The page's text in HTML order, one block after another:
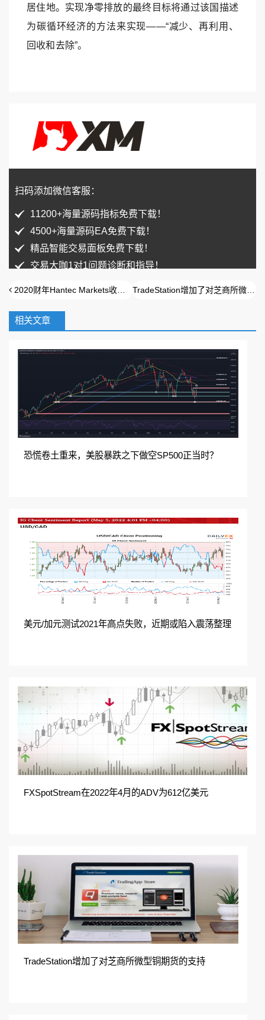
居住地。实现净零排放的最终目标将通过该国描述
为碳循环经济的方法来实现——“减少、再利用、
回收和去除”。
扫码添加微信客服：
11200+海量源码指标免费下载！
4500+海量源码EA免费下载！
精品智能交易面板免费下载！
交易大咖1对1问题诊断和指导！
扫码加入QQ群免费领取
在线咨询 加入QQ群
2020财年Hantec Markets收入增长36%
相关文章
恐慌卷土重来，美股暴跌之下做空SP500正当时？
美元/加元测试2021年高点失败，近期或陷入震荡整理
FXSpotStream在2022年4月的ADV为612亿美元
TradeStation增加了对芝商所微型铜期货的支持